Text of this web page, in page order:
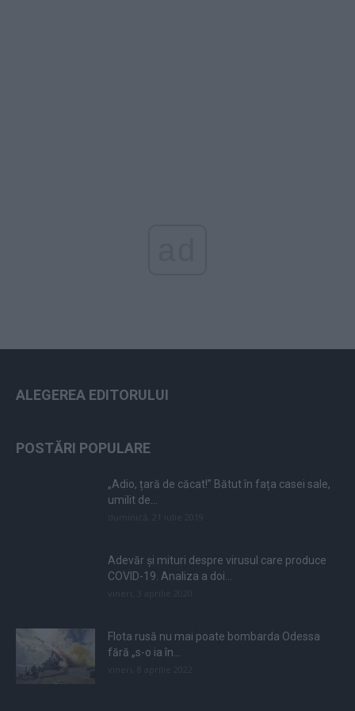
ALEGEREA EDITORULUI
POSTĂRI POPULARE
„Adio, țară de căcat!” Bătut în fața casei sale,
umilit de...
Adevăr și mituri despre virusul care produce
COVID-19. Analiza a doi...
Flota rusă nu mai poate bombarda Odessa
fără „s-o ia în...